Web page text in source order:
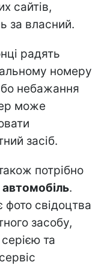
сайтів,
за власний.
радять
номеру
небажання
може
засіб.
потрібно
.
свідоцтва
засобу,
та